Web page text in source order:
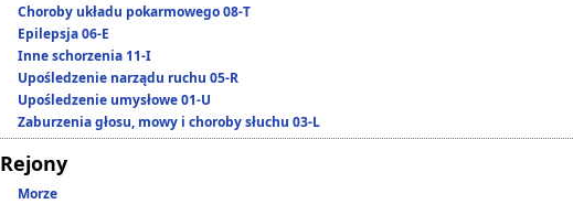
Choroby układu pokarmowego 08-T
Epilepsja 06-E
Inne schorzenia 11-I
Upośledzenie narządu ruchu 05-R
Upośledzenie umysłowe 01-U
Zaburzenia głosu, mowy i choroby słuchu 03-L
Rejony
Morze